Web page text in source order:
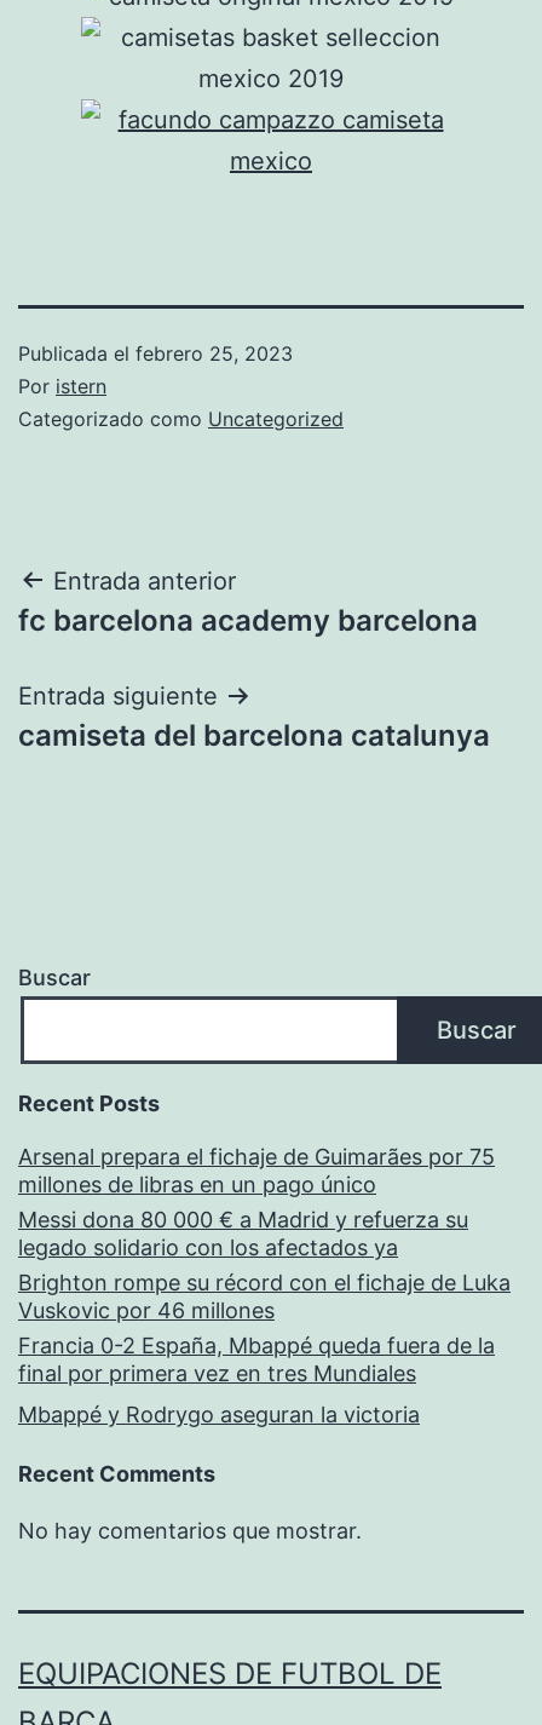
Publicada el febrero 25, 2023
Por istern
Categorizado como Uncategorized
Navegación
de
entradas
Entrada anterior
fc barcelona academy barcelona
Entrada siguiente
camiseta del barcelona catalunya
Buscar
Buscar
Recent Posts
Arsenal prepara el fichaje de Guimarães por 75
millones de libras en un pago único
Messi dona 80 000 € a Madrid y refuerza su
legado solidario con los afectados ya
Brighton rompe su récord con el fichaje de Luka
Vuskovic por 46 millones
Francia 0-2 España, Mbappé queda fuera de la
final por primera vez en tres Mundiales
Mbappé y Rodrygo aseguran la victoria
Recent Comments
No hay comentarios que mostrar.
EQUIPACIONES DE FUTBOL DE